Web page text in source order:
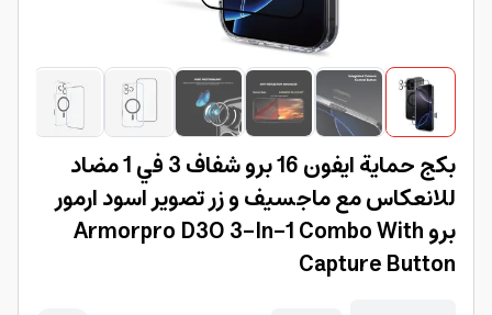
بكج حماية ايفون 16 برو شفاف 3 في 1 مضاد
للانعكاس مع ماجسيف و زر تصوير اسود ارمور
برو Armorpro D3O 3-In-1 Combo With
Capture Button